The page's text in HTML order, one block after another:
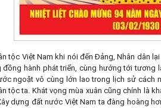
tộc Việt Nam khi nói đến Đảng, Nhân dân
đồng hành phát triển, cùng hướng tới
ngoặt vô cùng lớn lao trong lịch sử cách
tộc ta. Khát vọng mùa xuân cũng chính là
dựng đất nước Việt Nam ta đàng hoàng